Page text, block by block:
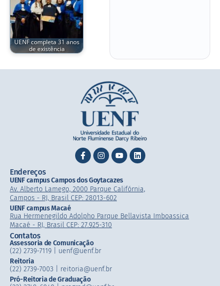
UENF completa 31 anos
de existência
Endereços
UENF campus Campos dos Goytacazes
Av. Alberto Lamego, 2000 Parque Califórnia,
Campos - RJ, Brasil CEP: 28013-602
UENF campus Macaé
Rua Hermenegildo Adolpho Parque Bellavista Imboassica
Macaé - RJ, Brasil CEP: 27.925-310
Contatos
Assessoria de Comunicação
(22) 2739-7119 | uenf@uenf.br
Reitoria
(22) 2739-7003 |​ reitoria@uenf.br
Pró-Reitoria de Graduação